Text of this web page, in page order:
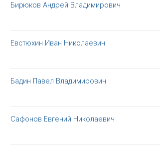
Бирюков Андрей Владимирович
Евстюхин Иван Николаевич
Бадин Павел Владимирович
Сафонов Евгений Николаевич